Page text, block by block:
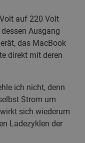
auf 220 Volt
Ausgang
das MacBook
direkt mit deren
ich nicht, denn
Strom um
sich wiederum
Ladezyklen der